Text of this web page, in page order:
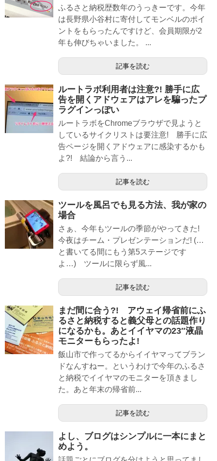
ふるさと納税歴数年のうっきーです。今年
は長野県小谷村に寄付してモンベルのポイ
ントをもらったんですけど、会員期限が2
年も伸びちゃいました。 ...
記事を読む
ルートラボ利用者は注意?! 勝手に広
告を開くアドウェアはアレを騙ったプ
ラグインっぽい
ルートラボをChromeブラウザで見ようと
しているサイクリストは要注意! 勝手に広
告ページを開くアドウェアに感染するかも
よ?! 結論から言う...
記事を読む
ツールを風呂でも見る方法、我が家の
場合
さぁ、今年もツールの季節がやってきた!
今夜はチーム・プレゼンテーションだ! (…
と書いてる間にもう第5ステージです
よ…) ツールに限らず風...
記事を読む
まだ間に合う?! アウェイ帰省前にふ
るさと納税すると義父母との話題作り
になるかも。あとイイヤマの23″液晶
モニターもらったよ!
飯山市で作ってるからイイヤマってブラン
ドなんすねー。というわけで今年のふるさ
と納税でイイヤマのモニターを頂きまし
た。あと年末の帰省前...
記事を読む
よし、ブログはシンプルに一本にまと
めよう。